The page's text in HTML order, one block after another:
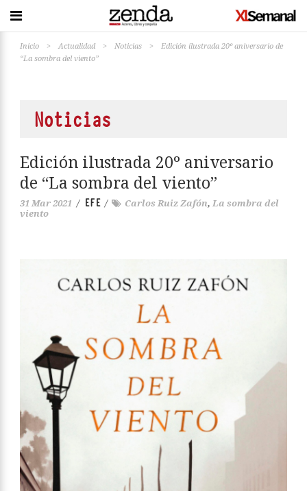
Inicio > Actualidad > Noticias >
Edición ilustrada 20º aniversario de
“La sombra del viento”
Noticias
Edición ilustrada 20º aniversario
de “La sombra del viento”
31 Mar 2021 / EFE / Carlos Ruiz Zafón, La sombra del
viento